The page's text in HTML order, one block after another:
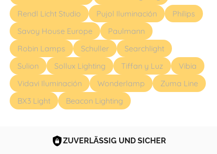
Rendl Licht Studio
Pujol Iluminación
Philips
Savoy House Europe
Paulmann
Robin Lamps
Schuller
Searchlight
Sulion
Sollux Lighting Tiffan y Luz
Vibia
Vidavi Iluminación
Wonderlamp
Zuma Line
BX3 Light
Beacon Lighting
ZUVERLÄSSIG UND SICHER